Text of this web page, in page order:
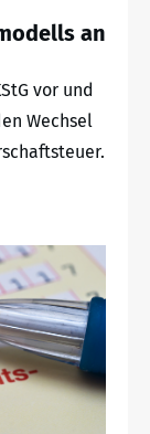
an
vor und
Wechsel